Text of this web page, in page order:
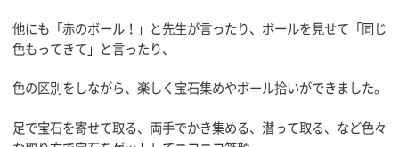
他にも「赤のボール！」と先生が言ったり、ボールを見せて「同じ
色もってきて」と言ったり、
色の区別をしながら、楽しく宝石集めやボール拾いができました。
足で宝石を寄せて取る、両手でかき集める、潜って取る、など色々